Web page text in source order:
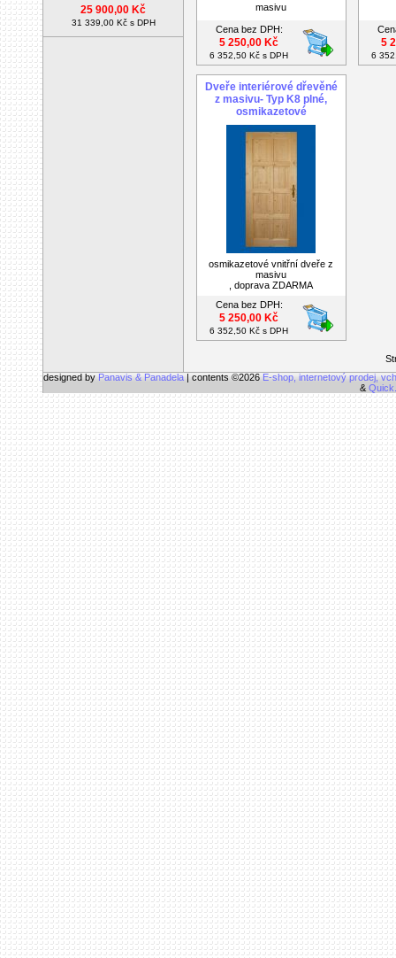
25 900,00 Kč
31 339,00 Kč s DPH
masivu
Cena bez DPH:
5 250,00 Kč
6 352,50 Kč s DPH
5
6
Dveře interiérové dřevěné
z masivu- Typ K8 plné,
osmikazetové
osmikazetové vnitřní dveře z
masivu
, doprava ZDARMA
Cena bez DPH:
5 250,00 Kč
6 352,50 Kč s DPH
designed by Panavis & Panadela | contents ©2026 E-shop, internetový prodej,
&